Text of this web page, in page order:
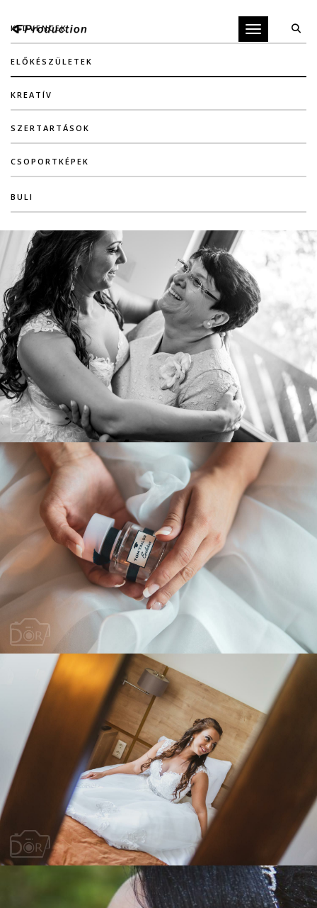
Toggle
KEDVENCEK
ELŐKÉSZÜLETEK
KREATÍV
SZERTARTÁSOK
CSOPORTKÉPEK
BULI